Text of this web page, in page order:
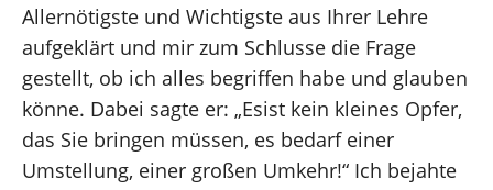
Allernötigste und Wichtigste aus Ihrer Lehre
aufgeklärt und mir zum Schlusse die Frage
gestellt, ob ich alles begriffen habe und glauben
könne. Dabei sagte er: „Esist kein kleines Opfer,
das Sie bringen müssen, es bedarf einer
Umstellung, einer großen Umkehr!“ Ich bejahte